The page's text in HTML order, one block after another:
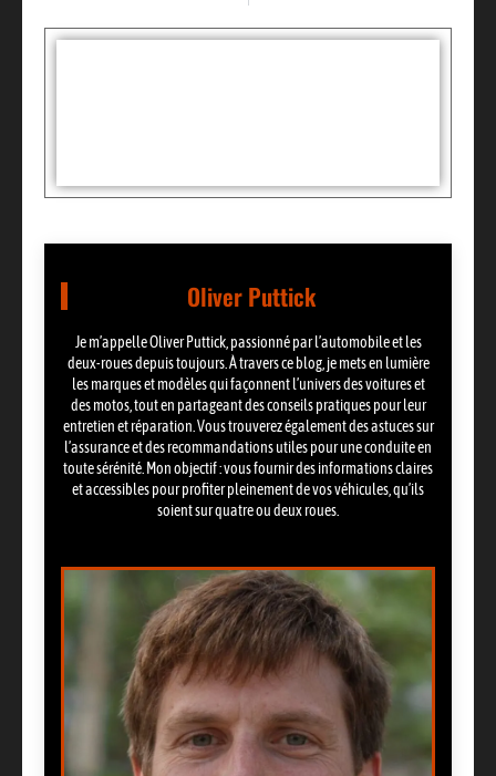
Oliver Puttick
Je m’appelle Oliver Puttick, passionné par l’automobile et les
deux-roues depuis toujours. À travers ce blog, je mets en lumière
les marques et modèles qui façonnent l’univers des voitures et
des motos, tout en partageant des conseils pratiques pour leur
entretien et réparation. Vous trouverez également des astuces sur
l’assurance et des recommandations utiles pour une conduite en
toute sérénité. Mon objectif : vous fournir des informations claires
et accessibles pour profiter pleinement de vos véhicules, qu’ils
soient sur quatre ou deux roues.